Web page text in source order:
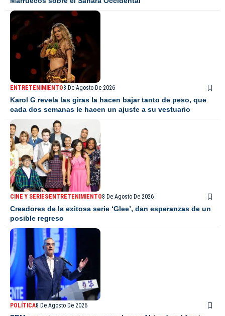
ENTRETENIMIENTO8 De Agosto De 2026
Karol G revela las giras la hacen bajar tanto de peso, que
cada dos semanas le hacen un ajuste a su vestuario
CINE Y SERIESENTRETENIMIENTO8 De Agosto De 2026
Creadores de la exitosa serie ‘Glee’, dan esperanzas de un
posible regreso
POLÍTICA8 De Agosto De 2026